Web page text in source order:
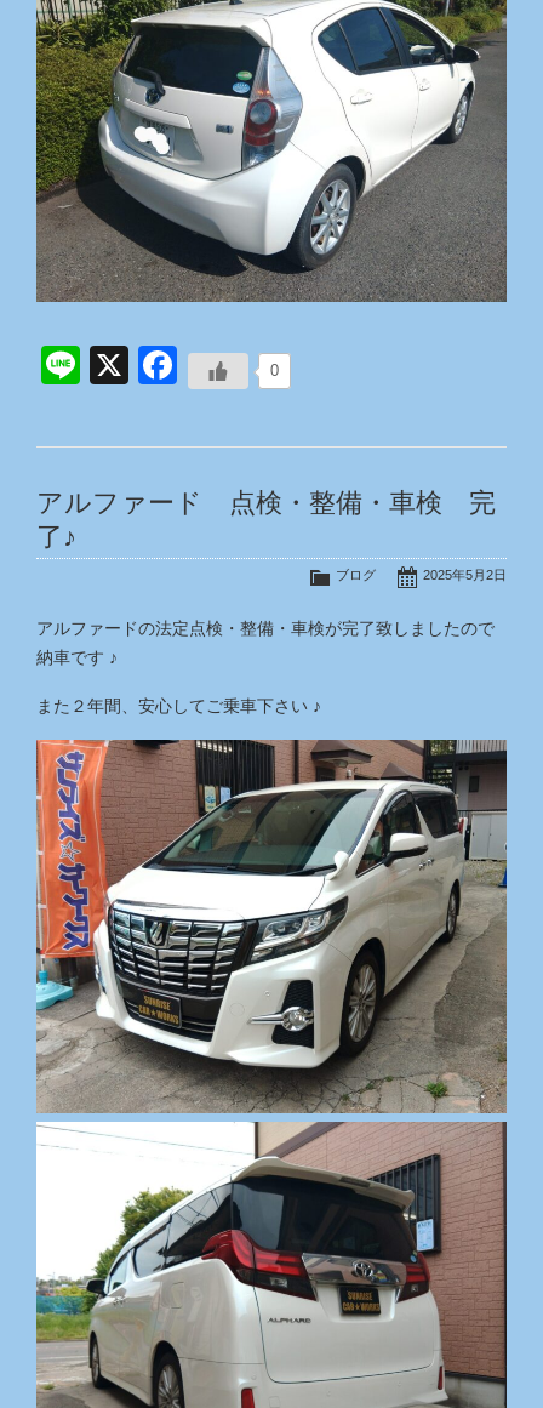
0
Line
X Facebook
アルファード 点検・整備・車検 完
了♪
2025年5月2日
ブログ
アルファードの法定点検・整備・車検が完了致しましたので
納車です ♪
また２年間、安心してご乗車下さい ♪